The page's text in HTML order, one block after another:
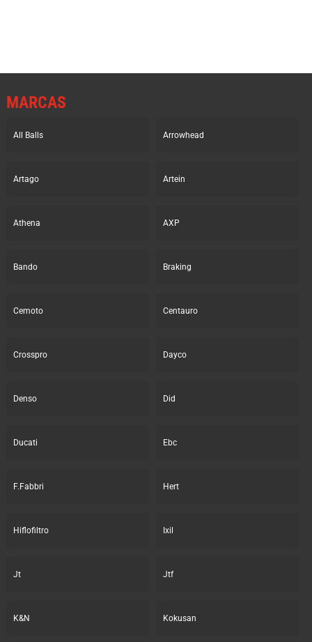
MARCAS
All Balls Arrowhead
Artago Artein
Athena AXP
Bando Braking
Cemoto Centauro
Crosspro Dayco
Denso Did
Ducati Ebc
F.Fabbri Hert
Hiflofiltro Ixil
Jt Jtf
K&N Kokusan